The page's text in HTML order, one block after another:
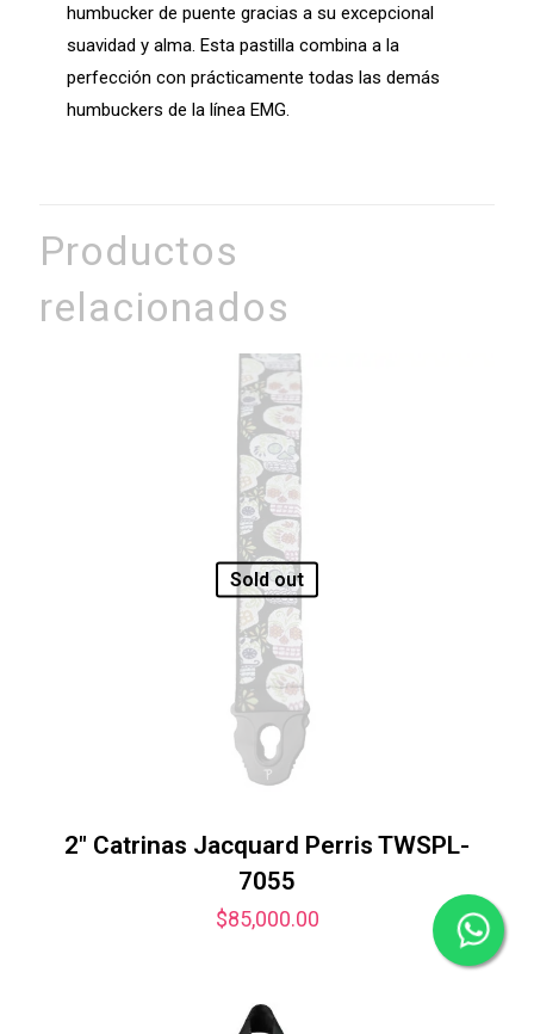
humbucker de puente gracias a su excepcional
suavidad y alma. Esta pastilla combina a la
perfección con prácticamente todas las demás
humbuckers de la línea EMG.
Productos
relacionados
Sold out
2″ Catrinas Jacquard Perris TWSPL-
7055
$85,000.00